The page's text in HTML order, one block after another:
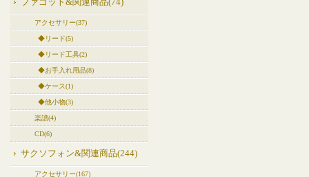
ファゴット&関連商品(74)
アクセサリー(37)
◆リード(5)
◆リード工具(2)
◆お手入れ用品(8)
◆ケース(1)
◆他小物(3)
楽譜(4)
CD(6)
サクソフォン&関連商品(244)
アクセサリー(167)